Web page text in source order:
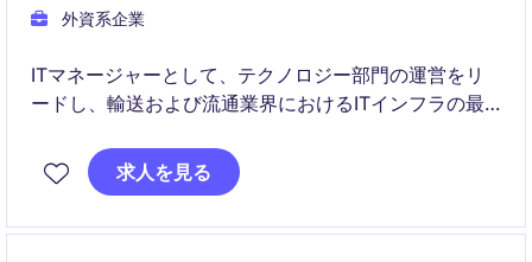
外資系企業
ITマネージャーとして、テクノロジー部門の運営をリ
ードし、輸送および流通業界におけるITインフラの最
し、業務の円滑な遂行をサポートします。
求人を見る